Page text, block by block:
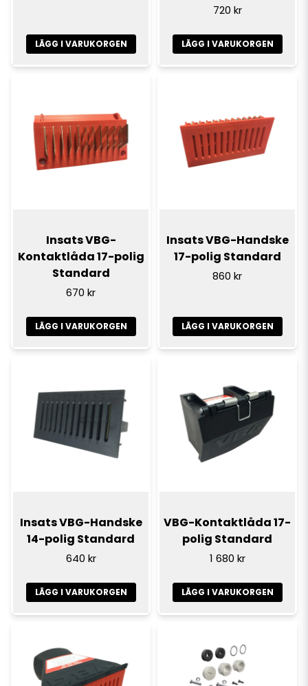
LÄGG I VARUKORGEN
720 kr
LÄGG I VARUKORGEN
Insats VBG-
Kontaktlåda 17-polig
Standard
670 kr
LÄGG I VARUKORGEN
Insats VBG-Handske
17-polig Standard
860 kr
LÄGG I VARUKORGEN
Insats VBG-Handske
14-polig Standard
640 kr
LÄGG I VARUKORGEN
VBG-Kontaktlåda 17-
polig Standard
1 680 kr
LÄGG I VARUKORGEN